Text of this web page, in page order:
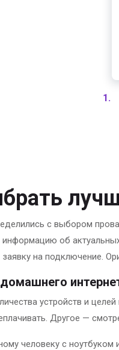
1.
с выбором
об
заявку на подключение.
устройств и
Другое —
человеку с